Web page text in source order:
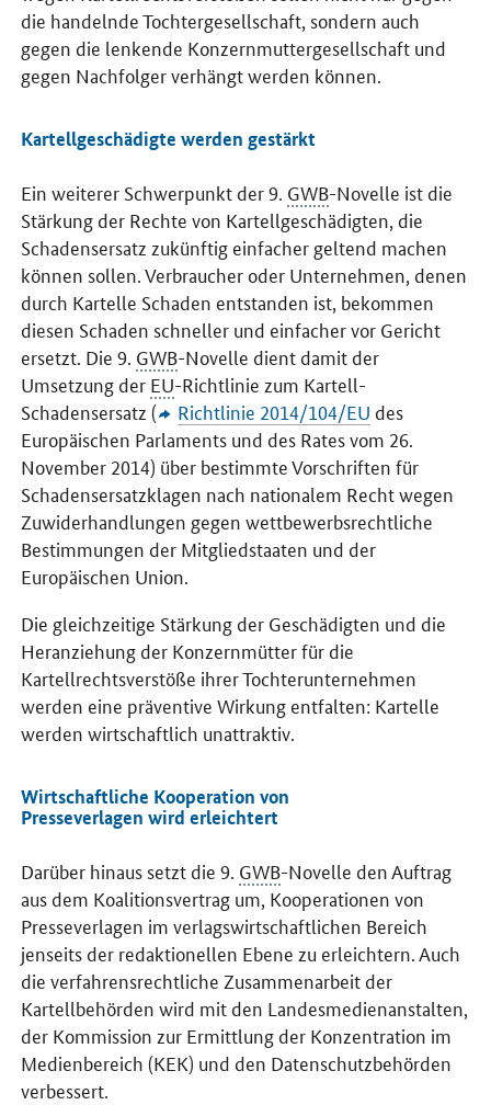
die handelnde Tochtergesellschaft, sondern auch
gegen die lenkende Konzernmuttergesellschaft und
gegen Nachfolger verhängt werden können.
Kartellgeschädigte werden gestärkt
Ein weiterer Schwerpunkt der 9. GWB-Novelle ist die
Stärkung der Rechte von Kartellgeschädigten, die
Schadensersatz zukünftig einfacher geltend machen
können sollen. Verbraucher oder Unternehmen, denen
durch Kartelle Schaden entstanden ist, bekommen
diesen Schaden schneller und einfacher vor Gericht
ersetzt. Die 9. GWB-Novelle dient damit der
Umsetzung der EU-Richtlinie zum Kartell-
Schadensersatz (
Richtlinie 2014/104/EU des
Europäischen Parlaments und des Rates vom 26.
November 2014) über bestimmte Vorschriften für
Schadensersatzklagen nach nationalem Recht wegen
Zuwiderhandlungen gegen wettbewerbsrechtliche
Bestimmungen der Mitgliedstaaten und der
Europäischen Union.
Die gleichzeitige Stärkung der Geschädigten und die
Heranziehung der Konzernmütter für die
Kartellrechtsverstöße ihrer Tochterunternehmen
werden eine präventive Wirkung entfalten: Kartelle
werden wirtschaftlich unattraktiv.
Wirtschaftliche Kooperation von
Presseverlagen wird erleichtert
Darüber hinaus setzt die 9. GWB-Novelle den Auftrag
aus dem Koalitionsvertrag um, Kooperationen von
Presseverlagen im verlagswirtschaftlichen Bereich
jenseits der redaktionellen Ebene zu erleichtern. Auch
die verfahrensrechtliche Zusammenarbeit der
Kartellbehörden wird mit den Landesmedienanstalten,
der Kommission zur Ermittlung der Konzentration im
Medienbereich (KEK) und den Datenschutzbehörden
verbessert.